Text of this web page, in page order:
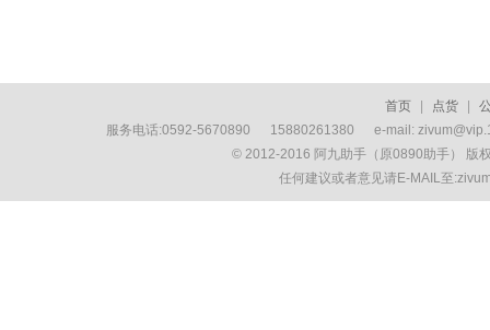
首页 点货
服务电话:0592-5670890 15880261380 e-mail:
© 2012-2016 阿九助手（原0890助手） 版
任何建议或者意见请E-MAIL至